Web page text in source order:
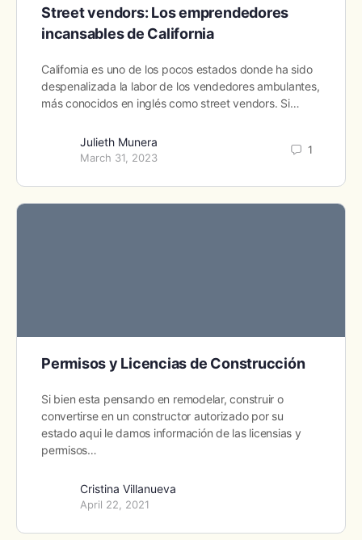
Street vendors: Los emprendedores
incansables de California
California es uno de los pocos estados donde ha sido
despenalizada la labor de los vendedores ambulantes,
más conocidos en inglés como street vendors. Si…
Julieth Munera
March 31, 2023
1
Permisos y Licencias de Construcción
Si bien esta pensando en remodelar, construir o
convertirse en un constructor autorizado por su
estado aqui le damos información de las licensias y
permisos…
Cristina Villanueva
April 22, 2021